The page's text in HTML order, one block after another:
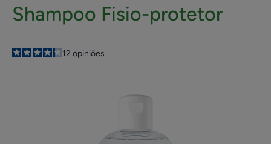
Shampoo Fisio-protetor
4.2
/5
12 opiniões